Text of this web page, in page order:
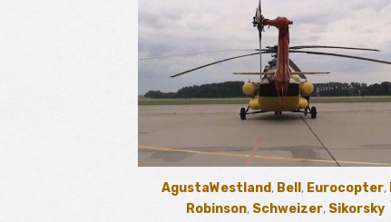
AgustaWestland, Bell , Eurocopter,
Robinson, Schweizer, Sikorsky